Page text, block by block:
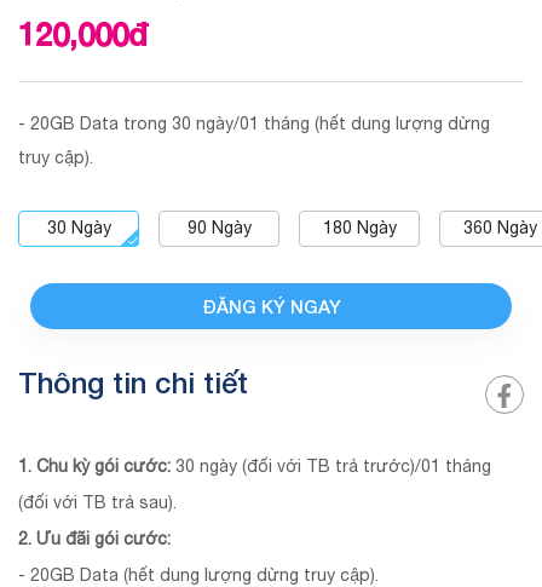
120,000đ
- 20GB Data trong 30 ngày/01 tháng (hết dung lượng dừng
truy cập).
30 Ngày 90 Ngày 180 Ngày 360 Ngày
ĐĂNG KÝ NGAY
Thông tin chi tiết
1. Chu kỳ gói cước: 30 ngày (đối với TB trả trước)/01 tháng
(đối với TB trả sau).
2. Ưu đãi gói cước:
- 20GB Data (hết dung lượng dừng truy cập).